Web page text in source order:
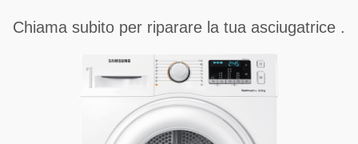
Chiama subito per riparare la tua asciugatrice .